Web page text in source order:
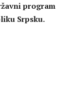
Srpsku.